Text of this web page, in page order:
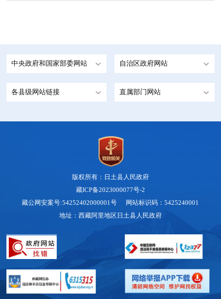
中央政府和国家部委网站 自治区政府网站
各县级网站链接 直属部门网站
版权所有：日土县人民政府
藏ICP备2023000077号-2
藏公网安案号:54252402000001号 网站标识码：5425240001
地址：西藏阿里地区日土县人民政府